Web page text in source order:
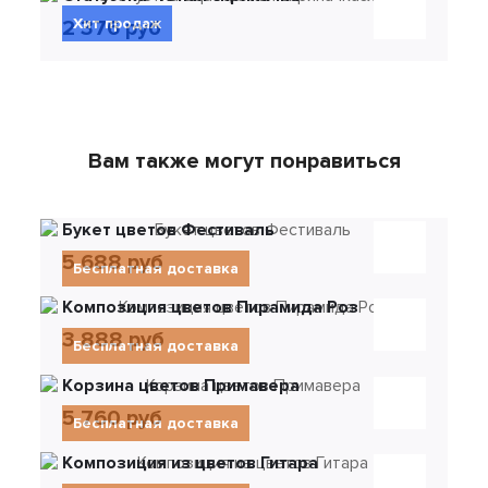
Хит продаж
2 376 руб
Вам также могут понравиться
Бесплатная доставка
Букет цветов Фестиваль
5 688 руб
Бесплатная доставка
Композиция цветов Пирамида Роз
3 888 руб
Бесплатная доставка
Корзина цветов Примавера
5 760 руб
Композиция из цветов Гитара